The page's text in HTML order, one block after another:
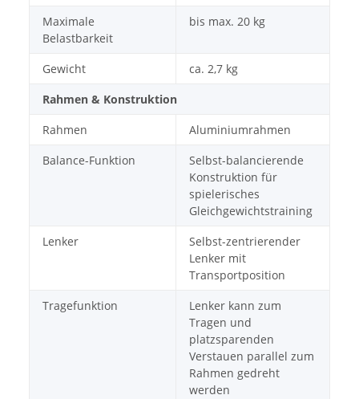
Maximale
Belastbarkeit
bis max. 20 kg
Gewicht
ca. 2,7 kg
Rahmen & Konstruktion
Rahmen
Aluminiumrahmen
Balance-Funktion
Selbst-balancierende
Konstruktion für
spielerisches
Gleichgewichtstraining
Lenker
Selbst-zentrierender
Lenker mit
Transportposition
Tragefunktion
Lenker kann zum
Tragen und
platzsparenden
Verstauen parallel zum
Rahmen gedreht
werden